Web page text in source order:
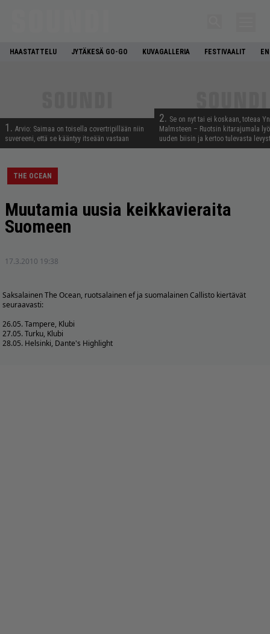
HAASTATTELU JYTÄKESÄ GO-GO KUVAGALLERIA FESTIVAALIT
1. Arvio: Saimaa on toisella covertripillään niin
suvereeni, että se kääntyy itseään vastaan
2. Se on nyt tai ei koskaan, toteaa
Malmsteen – Ruotsin kitarajumala
uuden biisin ja kertoo tulevasta
THE OCEAN
Muutamia uusia keikkavieraita
Suomeen
17.3.2010 19:38
SaksalainenThe Ocean, ruotsalainen ef ja suomalainen Callisto kiertävät
seuraavasti:
26.05. Tampere, Klubi
27.05. Turku, Klubi
28.05. Helsinki, Dante's Highlight